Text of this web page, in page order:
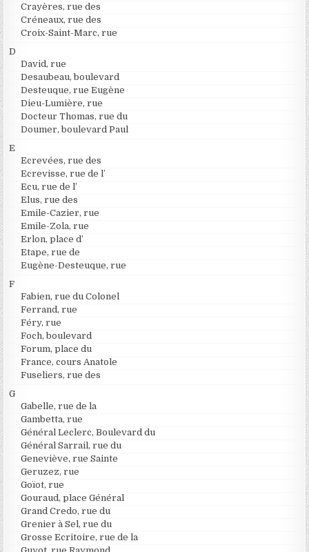
Crayères, rue des
Créneaux, rue des
Croix-Saint-Marc, rue
D
David, rue
Desaubeau, boulevard
Desteuque, rue Eugène
Dieu-Lumière, rue
Docteur Thomas, rue du
Doumer, boulevard Paul
E
Ecrevées, rue des
Ecrevisse, rue de l’
Ecu, rue de l’
Elus, rue des
Emile-Cazier, rue
Emile-Zola, rue
Erlon, place d’
Etape, rue de
Eugène-Desteuque, rue
F
Fabien, rue du Colonel
Ferrand, rue
Féry, rue
Foch, boulevard
Forum, place du
France, cours Anatole
Fuseliers, rue des
G
Gabelle, rue de la
Gambetta, rue
Général Leclerc, Boulevard du
Général Sarrail, rue du
Geneviève, rue Sainte
Geruzez, rue
Goïot, rue
Gouraud, place Général
Grand Credo, rue du
Grenier à Sel, rue du
Grosse Ecritoire, rue de la